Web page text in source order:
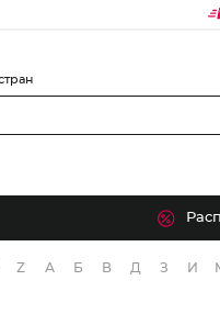
Z А Б В Д З И